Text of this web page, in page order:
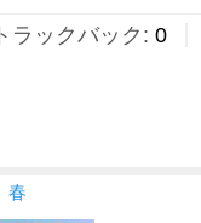
ラックバック: 0
春